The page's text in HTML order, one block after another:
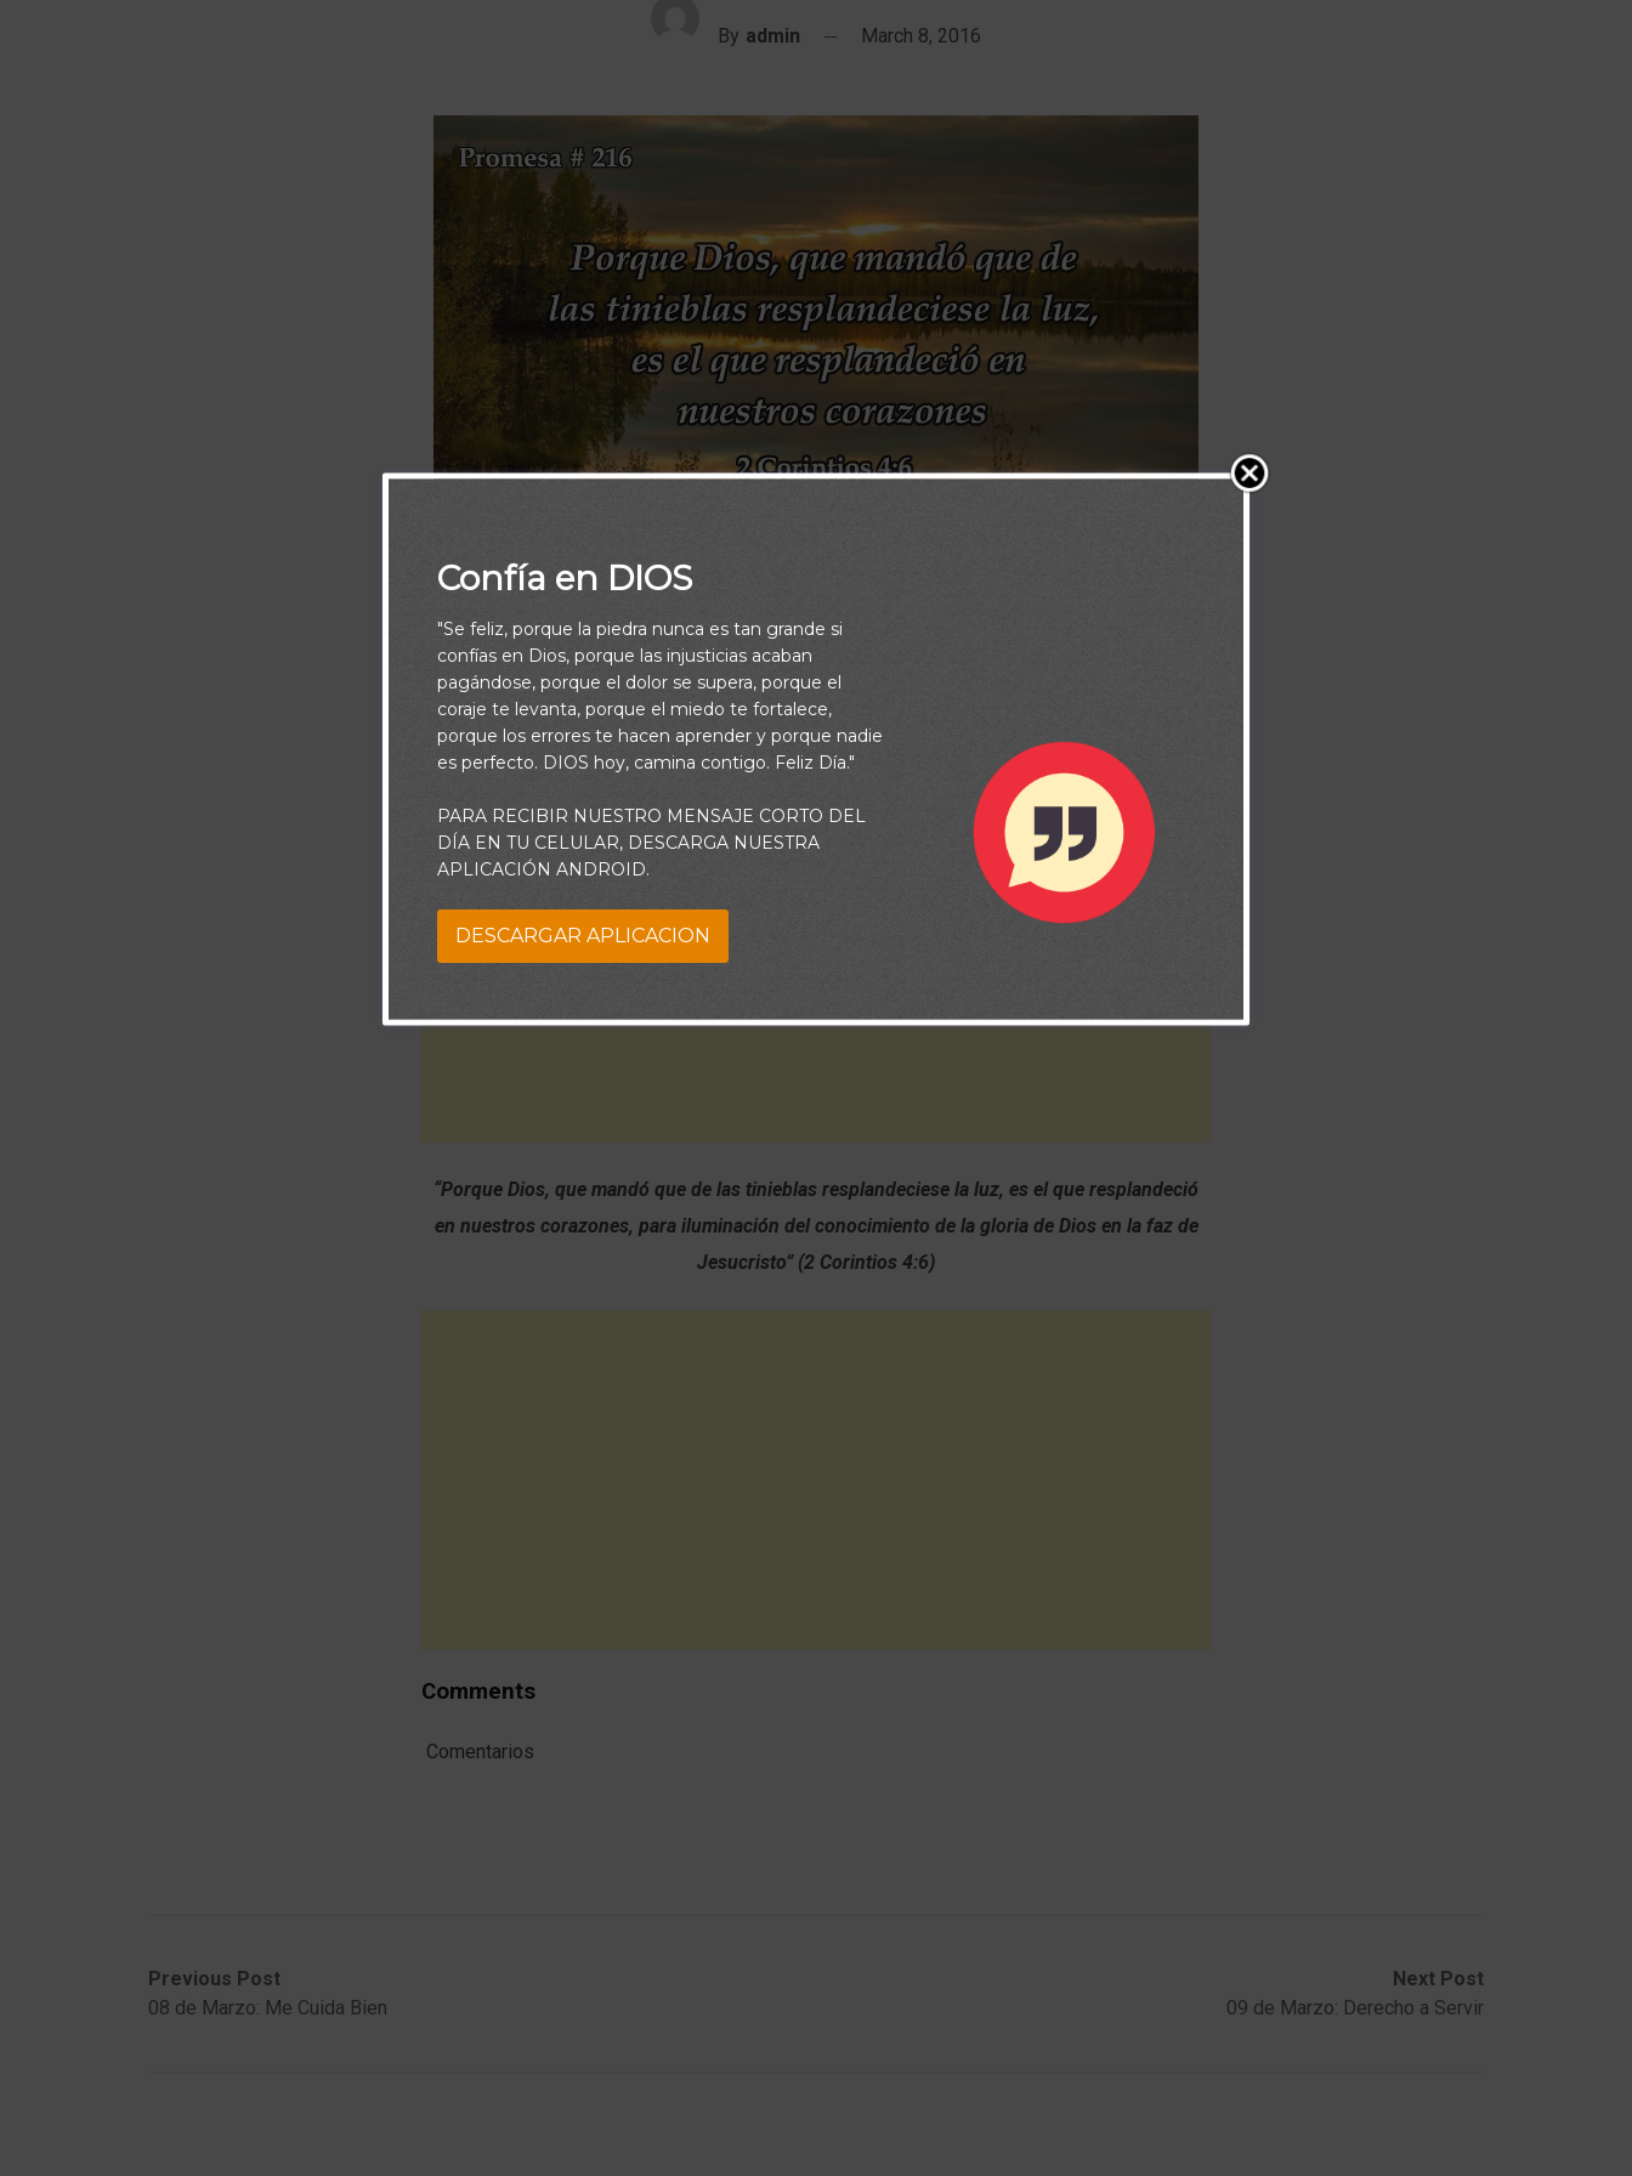
By admin March 8, 2016
“Porque Dios, que mandó que de las tinieblas resplandeciese la luz, es el que resplandeció
en nuestros corazones, para iluminación del conocimiento de la gloria de Dios en la faz de
Jesucristo” (2 Corintios 4:6)
Comments
Comentarios
Previous Post
08 de Marzo: Me Cuida Bien
Next Post
09 de Marzo: Derecho a Servir
Confía en DIOS
"Se feliz, porque la piedra nunca es tan grande si
confías en Dios, porque las injusticias acaban
pagándose, porque el dolor se supera, porque el
coraje te levanta, porque el miedo te fortalece,
porque los errores te hacen aprender y porque nadie
es perfecto. DIOS hoy, camina contigo. Feliz Día."
PARA RECIBIR NUESTRO MENSAJE CORTO DEL
DÍA EN TU CELULAR, DESCARGA NUESTRA
APLICACIÓN ANDROID.
DESCARGAR APLICACION